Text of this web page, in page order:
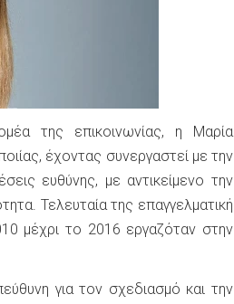
της επικοινωνίας, η Μαρία
έχοντας συνεργαστεί με την
ευθύνης, με αντικείμενο την
Τελευταία της επαγγελματική
μέχρι το 2016 εργαζόταν στην
για τον σχεδιασμό και την